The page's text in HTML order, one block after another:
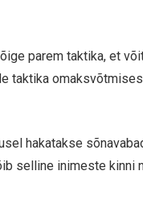
parem taktika, et
taktika
hakatakse
selline inimeste kinni